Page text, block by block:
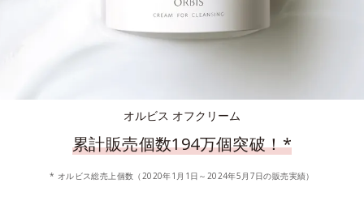
オルビス オフクリーム
累計販売個数194万個突破！*
* オルビス総売上個数（2020年1月1日～2024年5月7日の販売実績）